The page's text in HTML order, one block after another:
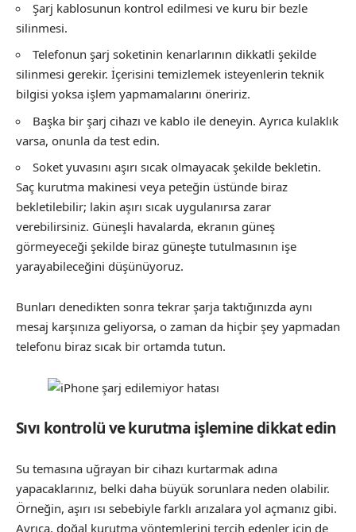
Şarj kablosunun kontrol edilmesi ve kuru bir bezle
silinmesi.
Telefonun şarj soketinin kenarlarının dikkatli şekilde
silinmesi gerekir. İçerisini temizlemek isteyenlerin teknik
bilgisi yoksa işlem yapmamalarını öneririz.
Başka bir şarj cihazı ve kablo ile deneyin. Ayrıca kulaklık
varsa, onunla da test edin.
Soket yuvasını aşırı sıcak olmayacak şekilde bekletin.
Saç kurutma makinesi veya peteğin üstünde biraz
bekletilebilir; lakin aşırı sıcak uygulanırsa zarar
verebilirsiniz. Güneşli havalarda, ekranın güneş
görmeyeceği şekilde biraz güneşte tutulmasının işe
yarayabileceğini düşünüyoruz.
Bunları denedikten sonra tekrar şarja taktığınızda aynı
mesaj karşınıza geliyorsa, o zaman da hiçbir şey yapmadan
telefonu biraz sıcak bir ortamda tutun.
Sıvı kontrolü ve kurutma işlemine dikkat edin
Su temasına uğrayan bir cihazı kurtarmak adına
yapacaklarınız, belki daha büyük sorunlara neden olabilir.
Örneğin, aşırı ısı sebebiyle farklı arızalara yol açmanız gibi.
Ayrıca, doğal kurutma yöntemlerini tercih edenler için de